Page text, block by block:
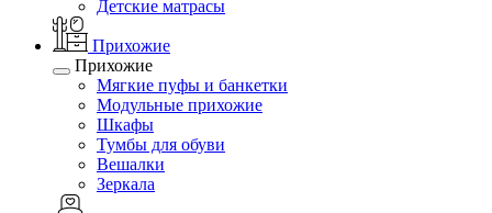
Детские матрасы
Прихожие
Прихожие
Мягкие пуфы и банкетки
Модульные прихожие
Шкафы
Тумбы для обуви
Вешалки
Зеркала